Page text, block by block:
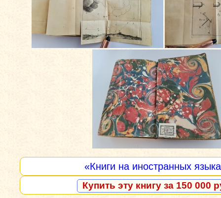
«Книги на иностранных
Купить эту книгу за 150 000